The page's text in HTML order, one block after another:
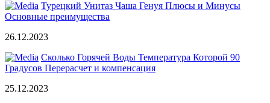
Турецкий Унитаз Чаша Генуя Плюсы и Минусы
Основные преимущества
26.12.2023
Сколько Горячей Воды Температура Которой 90
Градусов Перерасчет и компенсация
25.12.2023